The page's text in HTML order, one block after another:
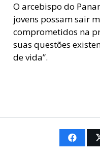
O arcebispo do
jovens possam sair
comprometidos na
suas questões
de vida”.